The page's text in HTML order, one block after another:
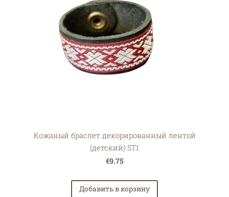
Кожаный браслет декорированный лентой
(детский) ST1
€9.75
Добавить в корзину